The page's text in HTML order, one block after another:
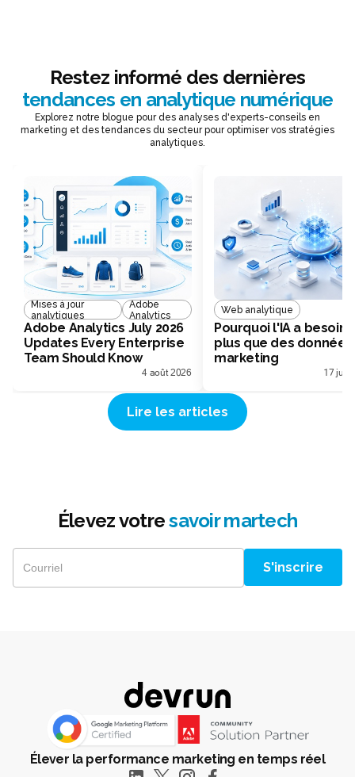
Restez informé des dernières
tendances en analytique numérique
Explorez notre blogue pour des analyses d'experts-conseils en
marketing et des tendances du secteur pour optimiser vos stratégies
analytiques.
Mises à jour
analytiques
Adobe
Analytics
Adobe Analytics July 2026
Updates Every Enterprise
Team Should Know
4 août 2026
Web analytique
Pourquoi l'IA a besoin
plus que des données
marketing
17
Lire les articles
Élevez votresavoir martech
Élever la performance marketing en temps réel